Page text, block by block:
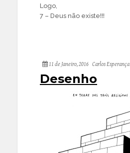
Logo,
7 – Deus não existe!!!
11 de Janeiro, 2016 Carlos Esperança
Desenho